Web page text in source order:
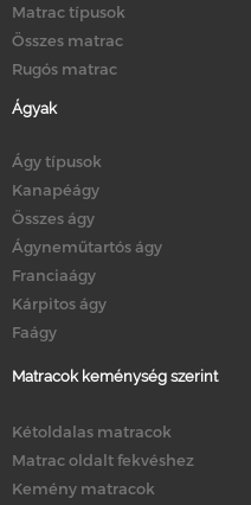
Matrac típusok
Összes matrac
Rugós matrac
Ágyak
Ágy típusok
Kanapéágy
Összes ágy
Ágyneműtartós ágy
Franciaágy
Kárpitos ágy
Faágy
Matracok keménység szerint
Kétoldalas matracok
Matrac oldalt fekvéshez
Kemény matracok